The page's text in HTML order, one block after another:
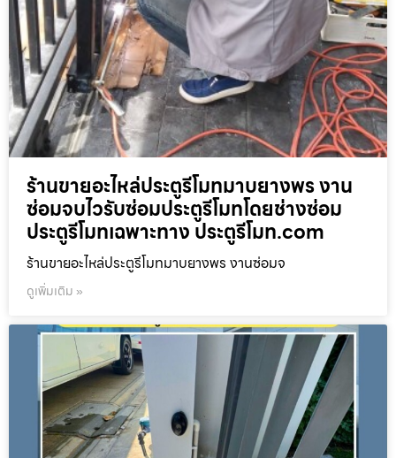
ร้านขายอะไหล่ประตูรีโมทมาบยางพร งาน
ซ่อมจบไวรับซ่อมประตูรีโมทโดยช่างซ่อม
ประตูรีโมทเฉพาะทาง ประตูรีโมท.com
ร้านขายอะไหล่ประตูรีโมทมาบยางพร งานซ่อมจ
ดูเพิ่มเติม »